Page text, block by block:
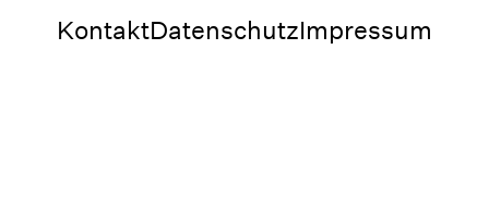
KontaktDatenschutzImpressum